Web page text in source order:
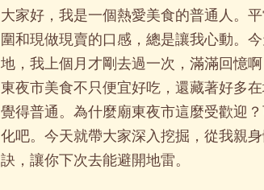
大家好，我是一個熱愛美食的普通人。
圍和現做現賣的口感，總是讓我心動。
地，我上個月才剛去過一次，滿滿回憶
東夜市美食不只便宜好吃，還藏著好多
覺得普通。為什麼廟東夜市這麼受歡迎
化吧。今天就帶大家深入挖掘，從我親
訣，讓你下次去能避開地雷。